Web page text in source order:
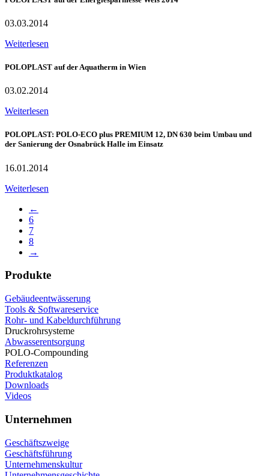
03.03.2014
Weiterlesen
POLOPLAST auf der Aquatherm in Wien
03.02.2014
Weiterlesen
POLOPLAST: POLO-ECO plus PREMIUM 12, DN 630 beim Umbau und
der Sanierung der Osnabrück Halle im Einsatz
16.01.2014
Weiterlesen
←
6
7
8
→
Produkte
Gebäudeentwässerung
Tools & Softwareservice
Rohr- und Kabeldurchführung
Druckrohrsysteme
Abwasserentsorgung
POLO-Compounding
Referenzen
Produktkatalog
Downloads
Videos
Unternehmen
Geschäftszweige
Geschäftsführung
Unternehmenskultur